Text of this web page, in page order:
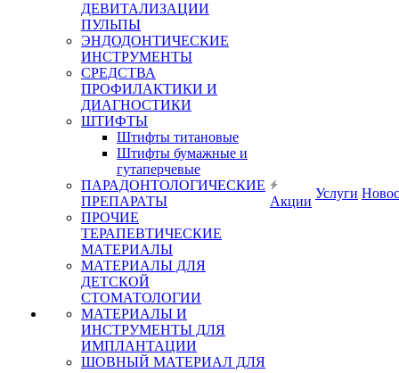
ДЕВИТАЛИЗАЦИИ
ПУЛЬПЫ
ЭНДОДОНТИЧЕСКИЕ
ИНСТРУМЕНТЫ
СРЕДСТВА
ПРОФИЛАКТИКИ И
ДИАГНОСТИКИ
ШТИФТЫ
Штифты титановые
Штифты бумажные и
гутаперчевые
ПАРАДОНТОЛОГИЧЕСКИЕ
ПРЕПАРАТЫ
ПРОЧИЕ
ТЕРАПЕВТИЧЕСКИЕ
МАТЕРИАЛЫ
МАТЕРИАЛЫ ДЛЯ
ДЕТСКОЙ
СТОМАТОЛОГИИ
МАТЕРИАЛЫ И
ИНСТРУМЕНТЫ ДЛЯ
ИМПЛАНТАЦИИ
ШОВНЫЙ МАТЕРИАЛ ДЛЯ
Акции
Услуги